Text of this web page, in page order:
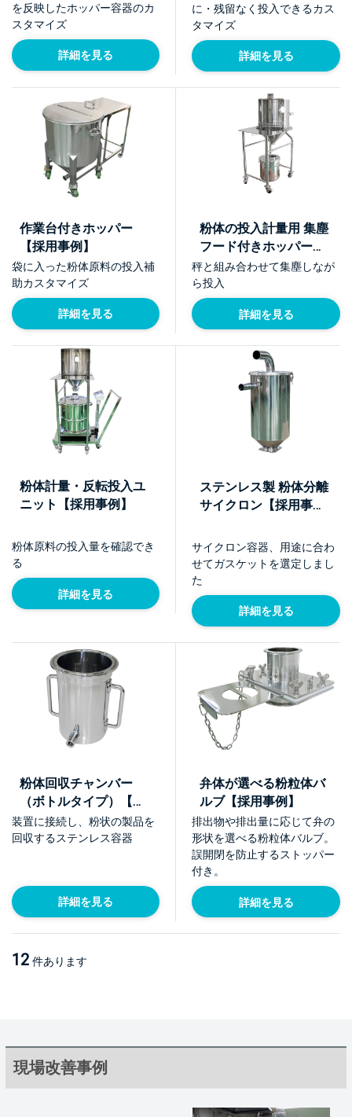
を反映したホッパー容器のカ
スタマイズ
詳細を見る
に・残留なく投入できるカス
タマイズ
詳細を見る
作業台付きホッパー
【採用事例】
袋に入った粉体原料の投入補
助カスタマイズ
詳細を見る
粉体の投入計量用 集塵
フード付きホッパー
【採用事例】
秤と組み合わせて集塵しなが
ら投入
詳細を見る
粉体計量・反転投入ユ
ニット【採用事例】
粉体原料の投入量を確認でき
る
詳細を見る
ステンレス製 粉体分離
サイクロン【採用事
サイクロン容器、用途に合わ
せてガスケットを選定しまし
た
詳細を見る
粉体回収チャンバー
（ボトルタイプ）【採
用事例】
装置に接続し、粉状の製品を
回収するステンレス容器
詳細を見る
弁体が選べる粉粒体バ
ルブ【採用事例】
排出物や排出量に応じて弁の
形状を選べる粉粒体バルブ。
誤開閉を防止するストッパー
付き。
詳細を見る
12 件あります
現場改善事例